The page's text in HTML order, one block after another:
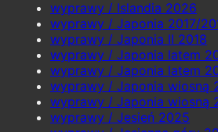
wyprawy / Islandia 2026
wyprawy / Japonia 2017/
wyprawy / Japonia II 2018
wyprawy / Japonia latem
wyprawy / Japonia latem
wyprawy / Japonia wiosną
wyprawy / Japonia wiosną
wyprawy / Jesień 2025